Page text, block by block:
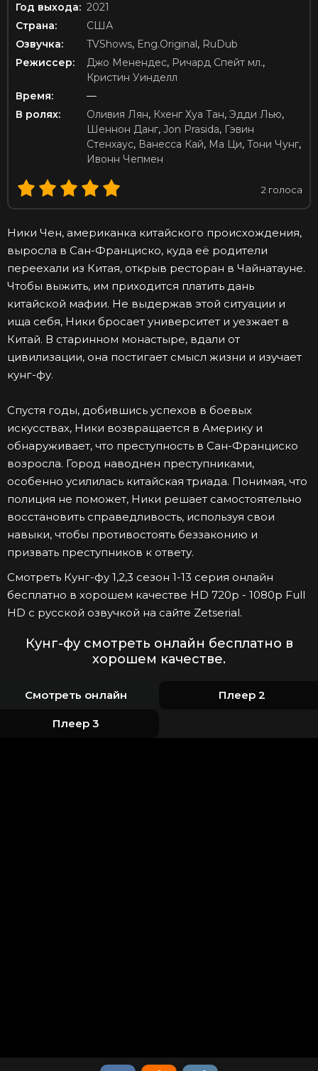
Год выхода: 2021
Страна:
США
Озвучка:
TVShows, Eng.Original , RuDub
Режиссер:
Джо Менендес, Ричард Спейт мл.,
Кристин Уинделл
Время:
—
В ролях:
Оливия Лян, Кхенг Хуа Тан, Эдди Лью,
Шеннон Данг, Jon Prasida, Гэвин
Стенхаус, Ванесса Кай, Ма Ци, Тони Чунг,
Ивонн Чепмен
2 голоса
Ники Чен, американка китайского происхождения,
выросла в Сан-Франциско, куда её родители
переехали из Китая, открыв ресторан в Чайнатауне.
Чтобы выжить, им приходится платить дань
китайской мафии. Не выдержав этой ситуации и
ища себя, Ники бросает университет и уезжает в
Китай. В старинном монастыре, вдали от
цивилизации, она постигает смысл жизни и изучает
кунг-фу.
Спустя годы, добившись успехов в боевых
искусствах, Ники возвращается в Америку и
обнаруживает, что преступность в Сан-Франциско
возросла. Город наводнен преступниками,
особенно усилилась китайская триада. Понимая, что
полиция не поможет, Ники решает самостоятельно
восстановить справедливость, используя свои
навыки, чтобы противостоять беззаконию и
призвать преступников к ответу.
Смотреть Кунг-фу 1,2,3 сезон 1-13 серия онлайн
бесплатно в хорошем качестве HD 720p - 1080p Full
HD с русской озвучкой на сайте Zetserial.
Кунг-фу смотреть онлайн бесплатно в
хорошем качестве.
Смотреть онлайн Плеер 2
Плеер 3